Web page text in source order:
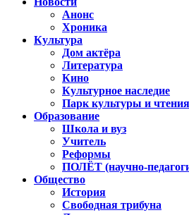
Анонс
Хроника
Культура
Дом актёра
Литература
Кино
Культурное наследие
Парк культуры и чтения
Образование
Школа и вуз
Учитель
Реформы
ПОЛЁТ (научно-
Общество
История
Свободная трибуна